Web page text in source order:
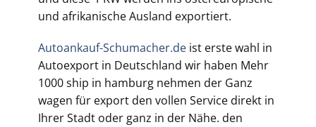
und afrikanische Ausland exportiert.
Autoankauf-Schumacher.de ist erste wahl in
Autoexport in Deutschland wir haben Mehr
1000 ship in hamburg nehmen der Ganz
wagen für export den vollen Service direkt in
Ihrer Stadt oder ganz in der Nähe. den